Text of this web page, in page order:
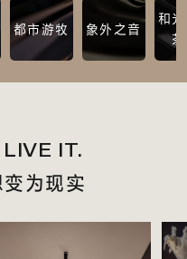
都市游牧 象外之音
和
IT.
为现实